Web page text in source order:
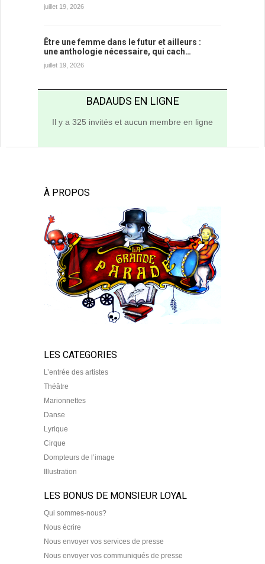
juillet 19, 2026
Être une femme dans le futur et ailleurs :
une anthologie nécessaire, qui cach…
juillet 19, 2026
BADAUDS EN LIGNE
Il y a 325 invités et aucun membre en ligne
À PROPOS
LES CATEGORIES
L’entrée des artistes
Théâtre
Marionnettes
Danse
Lyrique
Cirque
Dompteurs de l’image
Illustration
LES BONUS DE MONSIEUR LOYAL
Qui sommes-nous?
Nous écrire
Nous envoyer vos services de presse
Nous envoyer vos communiqués de presse